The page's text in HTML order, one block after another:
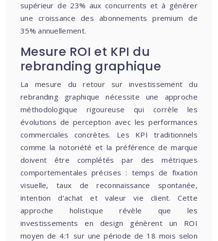
supérieur de 23% aux concurrents et à générer
une croissance des abonnements premium de
35% annuellement.
Mesure ROI et KPI du
rebranding graphique
La mesure du retour sur investissement du
rebranding graphique nécessite une approche
méthodologique rigoureuse qui corrèle les
évolutions de perception avec les performances
commerciales concrètes. Les KPI traditionnels
comme la notoriété et la préférence de marque
doivent être complétés par des métriques
comportementales précises : temps de fixation
visuelle, taux de reconnaissance spontanée,
intention d’achat et valeur vie client. Cette
approche holistique révèle que les
investissements en design génèrent un ROI
moyen de 4:1 sur une période de 18 mois selon